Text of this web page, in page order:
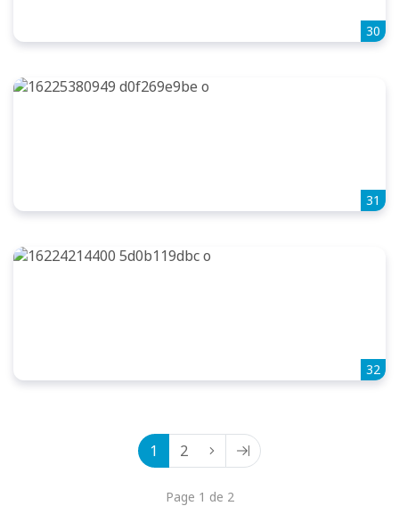
30
31
32
1 2
Page 1 de 2